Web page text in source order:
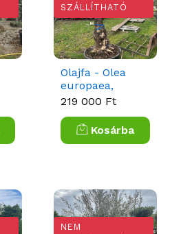
SZÁLLÍTHATÓ
Olajfa - Olea
europaea,
törzses
219 000 Ft
Kosárba
NEM